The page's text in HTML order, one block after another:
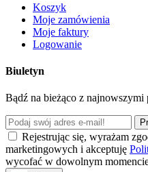
Koszyk
Moje zamówienia
Moje faktury
Logowanie
Biuletyn
Bądź na bieżąco z
Rejestrując się, wyrażam
marketingowych i akceptuję
wycofać w dowolnym